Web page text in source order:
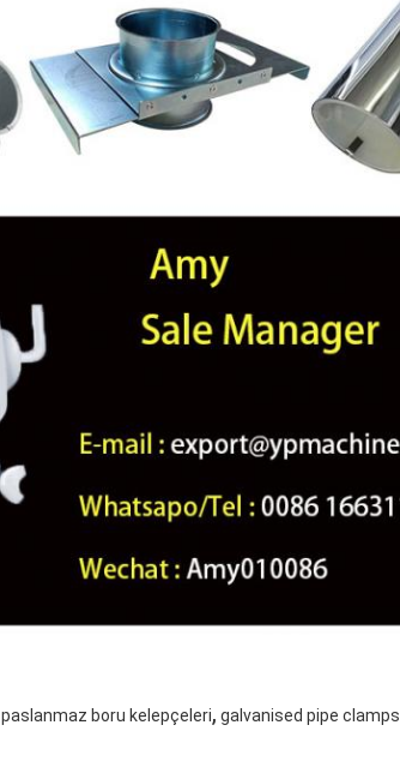
paslanmaz boru kelepçeleri, galvanised pipe clamps